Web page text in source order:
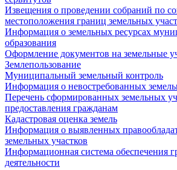
Извещения о проведении собраний по
местоположения границ земельных
Информация о земельных ресурсах
образования
Оформление документов на земельные
Землепользование
Муниципальный земельный контроль
Информация о невостребованных
Перечень сформированных земельных
предоставления гражданам
Кадастровая оценка земель
Информация о выявленных
земельных участков
Информационная система обеспечения
деятельности